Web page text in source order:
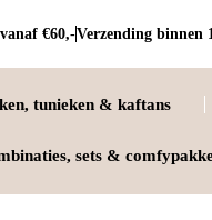
€60,-Verzending binnen
tunieken & kaftans
sets &